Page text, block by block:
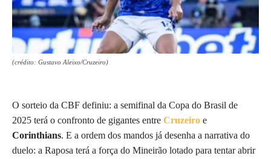
(crédito: Gustavo Aleixo/Cruzeiro)
O sorteio da CBF definiu: a semifinal da Copa do Brasil de
2025 terá o confronto de gigantes entre Cruzeiro e
Corinthians. E a ordem dos mandos já desenha a narrativa do
duelo: a Raposa terá a força do Mineirão lotado para tentar abrir